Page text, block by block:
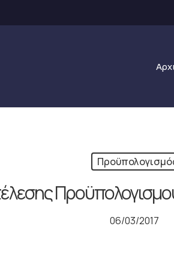
06/03/2017